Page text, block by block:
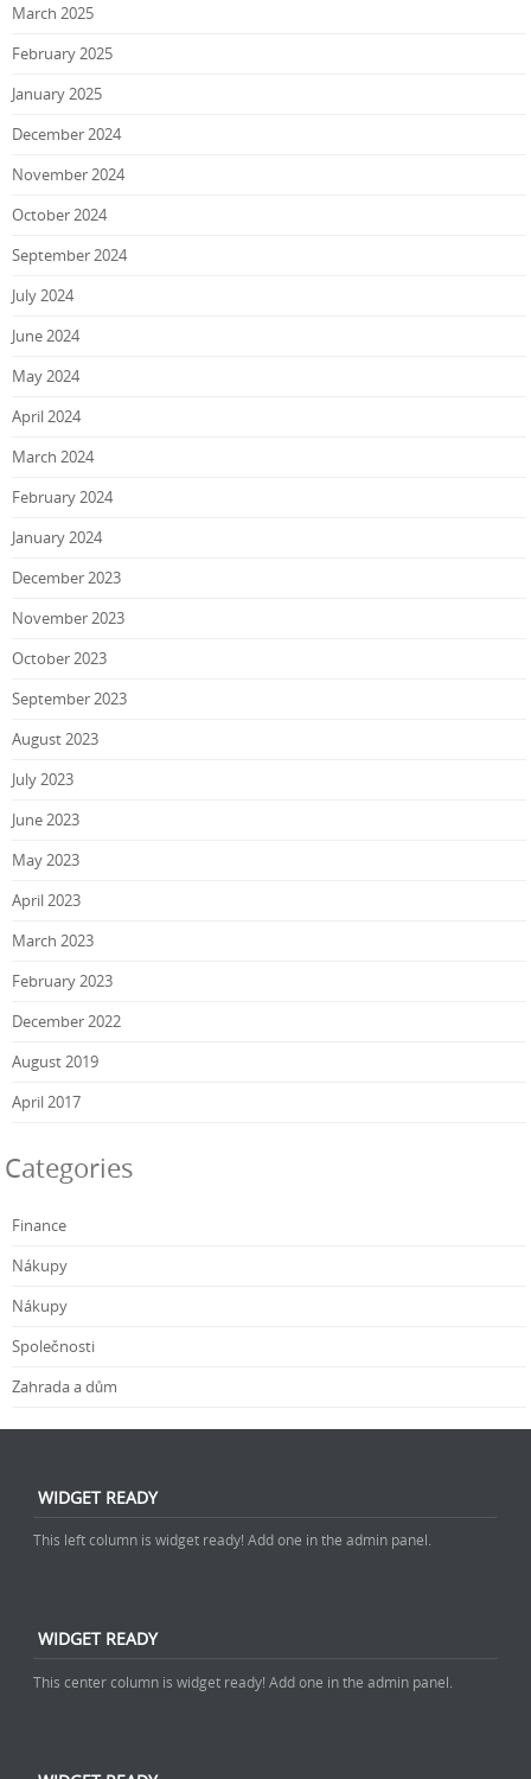
March 2025
February 2025
January 2025
December 2024
November 2024
October 2024
September 2024
July 2024
June 2024
May 2024
April 2024
March 2024
February 2024
January 2024
December 2023
November 2023
October 2023
September 2023
August 2023
July 2023
June 2023
May 2023
April 2023
March 2023
February 2023
December 2022
August 2019
April 2017
Categories
Finance
Nákupy
Nákupy
Společnosti
Zahrada a dům
WIDGET READY
This left column is widget ready! Add one in the admin panel.
WIDGET READY
This center column is widget ready! Add one in the admin panel.